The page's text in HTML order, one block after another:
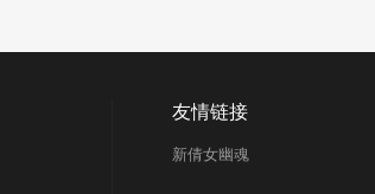
友情链接
新倩女幽魂